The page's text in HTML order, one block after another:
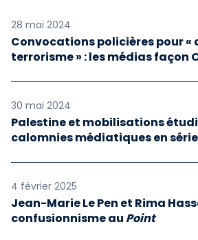
28 mai 2024
Convocations policières pour «
terrorisme » : les médias façon
30 mai 2024
Palestine et mobilisations
calomnies médiatiques en série
4 février 2025
Jean-Marie Le Pen et Rima
confusionnisme au Point